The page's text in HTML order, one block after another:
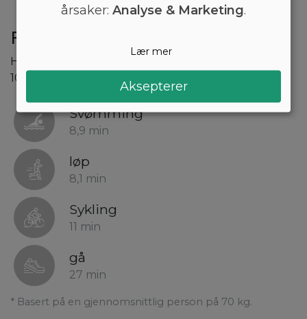
Forbrenning av skinkestrimler
Hvor lang tid vil det ta å brenne 109 kcal som er i
100 gram skinkestrimler?
Svømming
8,9 min
løp
8,1 min
Sykling
11 min
gå
27 min
* Basert på en gjennomsnittlig person på 70 kg.
årsaker: Analyse & Marketing.
Lær mer
Aksepterer